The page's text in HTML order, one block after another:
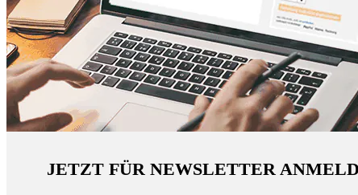
JETZT FÜR NEWSLETTER